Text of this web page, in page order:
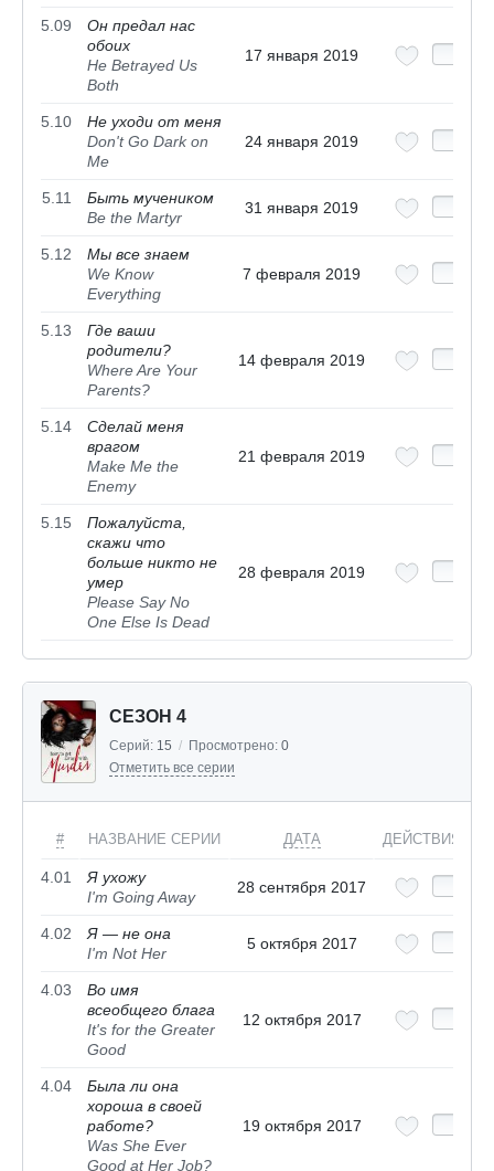
5.09
Он предал нас
обоих
He Betrayed Us
Both
17 января 2019
5.10
Не уходи от меня
Don't Go Dark on
Me
24 января 2019
5.11
Быть мучеником
Be the Martyr
31 января 2019
5.12
Мы все знаем
We Know
Everything
7 февраля 2019
5.13
Где ваши
родители?
Where Are Your
Parents?
14 февраля 2019
5.14
Сделай меня
врагом
Make Me the
Enemy
21 февраля 2019
5.15
Пожалуйста,
скажи что
больше никто не
умер
Please Say No
One Else Is Dead
28 февраля 2019
СЕЗОН 4
Серий: 15 / Просмотрено: 0
Отметить все серии
# НАЗВАНИЕ СЕРИИ ДАТА ДЕЙСТВИЯ
4.01
Я ухожу
I'm Going Away
28 сентября 2017
4.02
Я — не она
I'm Not Her
5 октября 2017
4.03
Во имя
всеобщего блага
It's for the Greater
Good
12 октября 2017
4.04
Была ли она
хороша в своей
работе?
Was She Ever
Good at Her Job?
19 октября 2017